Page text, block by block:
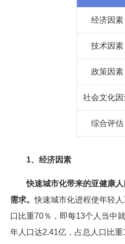
经济因素
技术因素
政策因素
社会文化因
综合评估
1、经济因素
快速城市化带来的亚健康
需求。快速城市化进程使年轻
口比重70％，即每13个人当中
年人口达2.41亿，占总人口比